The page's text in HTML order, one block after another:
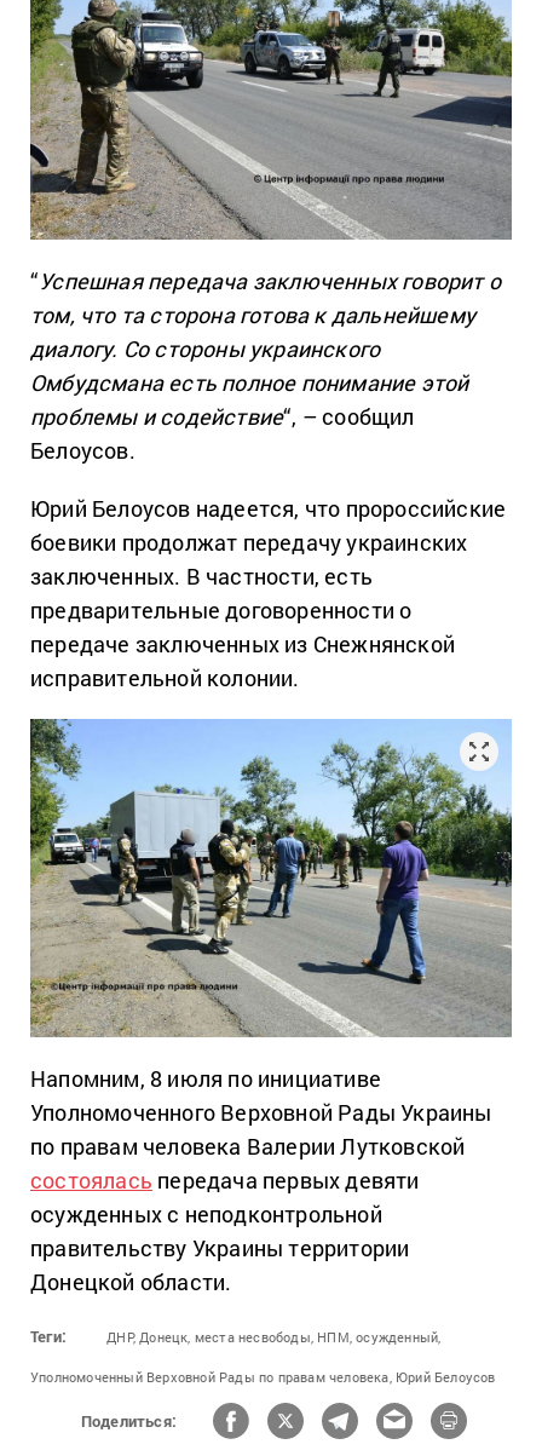
“Успешная передача заключенных говорит о
том, что та сторона готова к дальнейшему
диалогу. Со стороны украинского
Омбудсмана есть полное понимание этой
проблемы и содействие“, – сообщил
Белоусов.
Юрий Белоусов надеется, что пророссийские
боевики продолжат передачу украинских
заключенных. В частности, есть
предварительные договоренности о
передаче заключенных из Снежнянской
исправительной колонии.
Напомним, 8 июля по инициативе
Уполномоченного Верховной Рады Украины
по правам человека Валерии Лутковской
состоялась передача первых девяти
осужденных с неподконтрольной
правительству Украины территории
Донецкой области.
Теги: ДНР, Донецк, места несвободы, НПМ, осужденный,
Уполномоченный Верховной Рады по правам человека, Юрий Белоусов
Поделиться: